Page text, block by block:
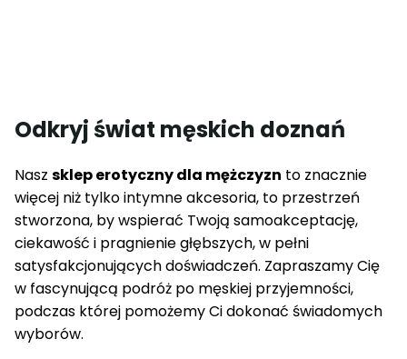
Odkryj świat męskich doznań
Nasz sklep erotyczny dla mężczyzn to znacznie
więcej niż tylko intymne akcesoria, to przestrzeń
stworzona, by wspierać Twoją samoakceptację,
ciekawość i pragnienie głębszych, w pełni
satysfakcjonujących doświadczeń. Zapraszamy Cię
w fascynującą podróż po męskiej przyjemności,
podczas której pomożemy Ci dokonać świadomych
wyborów.